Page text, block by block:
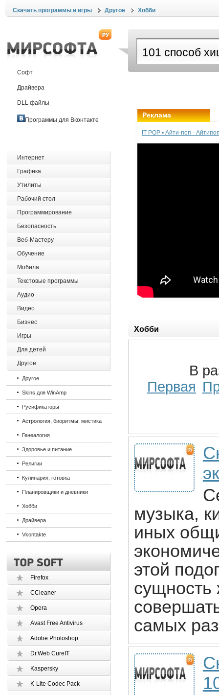
Скачать программы и игры Другое Хобби
Софт
Драйвера
DLL файлы
Программы для Вконтакте
Интернет
Графика
Утилиты
Рабочий стол
Программирование
Безопасность
Веб-Мастеру
Обучение
Мобила
Текстовые программы
Аудио
Видео
Бизнес
Игры
Для детей
Другое
Другое
Skins для WinAmp
Русификаторы
Астрология, биоритмы, мистика
Генеалогия
Здоровье и питание
Религии
Кулинария, готовка
Планировщики и дневники
Хобби
Драйвера
Vkontakte
Firefox
CCleaner
Opera
Avast Free Antivirus
Adobe Photoshop
Dr.Web CureIT
Kaspersky
K-Lite Codec Pack
Реклама
IT POP • Айти-поп -
Хобби
В
Первая
музыка,
иных
этой
сущность
самых